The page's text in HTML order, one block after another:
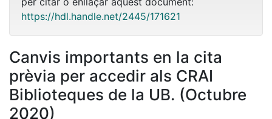
https://hdl.handle.net/2445/171621
Canvis importants en la cita
prèvia per accedir als CRAI
Biblioteques de la UB. (Octubre
2020)